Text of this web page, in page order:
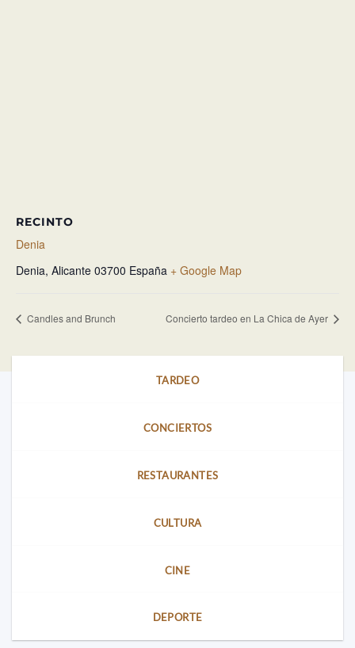
RECINTO
Denia
Denia, Alicante 03700 España + Google Map
Candles and Brunch Concierto tardeo en La Chica de Ayer
TARDEO
CONCIERTOS
RESTAURANTES
CULTURA
CINE
DEPORTE